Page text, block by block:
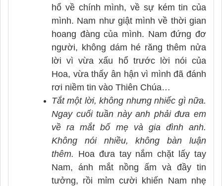
hổ về chính mình, về sự kém tin của
mình. Nam như giật mình về thời gian
hoang đàng của mình. Nam đứng đơ
người, không dám hé răng thêm nửa
lời vì vừa xấu hổ trước lời nói của
Hoa, vừa thấy ân hận vì mình đã đánh
rơi niềm tin vào Thiên Chúa…
Tắt một lời, không nhưng nhiếc gì nữa.
Ngay cuối tuần này anh phải đưa em
về ra mắt bố mẹ và gia đình anh.
Không nói nhiều, không bàn luận
thêm. Hoa đưa tay nắm chặt lấy tay
Nam, ánh mắt nồng ấm và đầy tin
tưởng, rồi mỉm cười khiến Nam nhẹ